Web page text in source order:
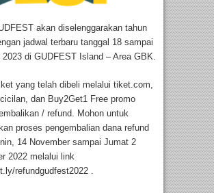
akan diselenggarakan tahun
jadwal terbaru tanggal 18 sampai
2023 di GUDFEST Island – Area GBK.
yang telah dibeli melalui tiket.com,
dan Buy2Get1 Free promo
/ refund. Mohon untuk
proses pengembalian dana refund
14 November sampai Jumat 2
2022 melalui link
refundgudfest2022 .